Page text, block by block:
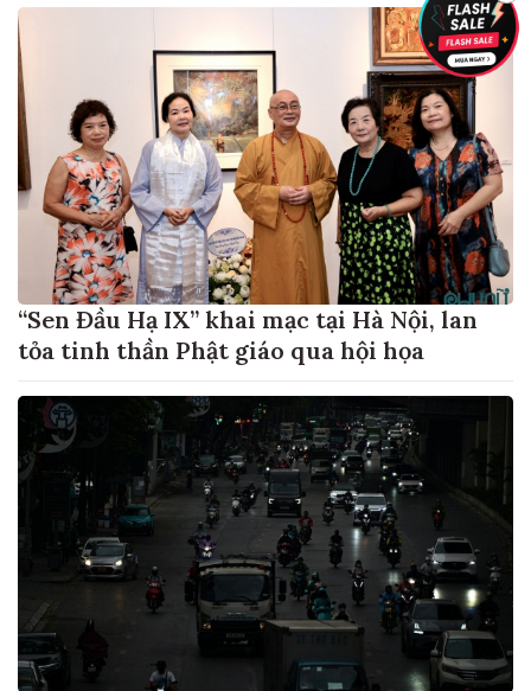
“Sen Đầu Hạ IX” khai mạc tại Hà Nội, lan
tỏa tinh thần Phật giáo qua hội họa